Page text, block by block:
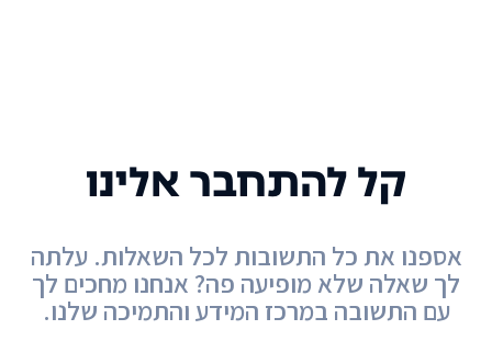
קל להתחבר אלינו
אספנו את כל התשובות לכל השאלות. עלתה
לך שאלה שלא מופיעה פה? אנחנו מחכים לך
עם התשובה במרכז המידע והתמיכה שלנו.